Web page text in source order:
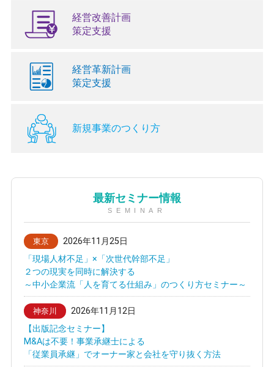
経営改善計画
策定支援
経営革新計画
策定支援
新規事業のつくり方
最新セミナー情報
SEMINAR
東京
2026年11月25日
「現場人材不足」×「次世代幹部不足」
２つの現実を同時に解決する
～中小企業流「人を育てる仕組み」のつくり方セミナー～
神奈川
2026年11月12日
【出版記念セミナー】
M&Aは不要！事業承継士による
「従業員承継」でオーナー家と会社を守り抜く方法